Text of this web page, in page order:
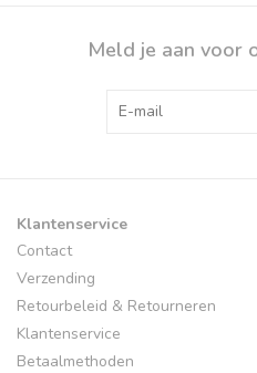
Meld je aan voor
Klantenservice
Contact
Verzending
Retourbeleid & Retourneren
Klantenservice
Betaalmethoden